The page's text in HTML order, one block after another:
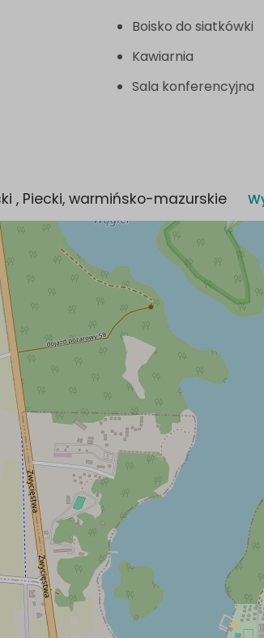
Boisko do siatkówki
Kawiarnia
Sala konferencyjna
, Piecki, warmińsko-mazurskie